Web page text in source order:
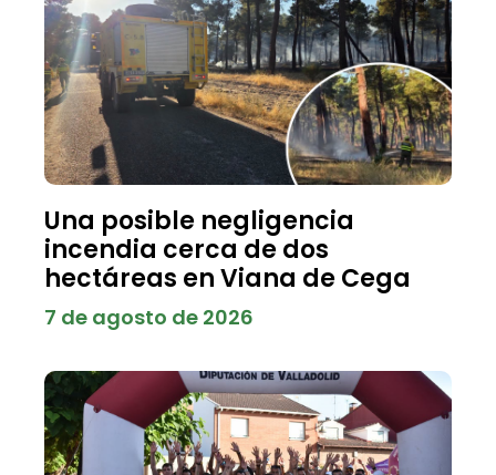
Una posible negligencia
incendia cerca de dos
hectáreas en Viana de Cega
7 de agosto de 2026